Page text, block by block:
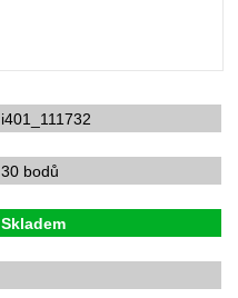
i401_111732
30 bodů
Skladem